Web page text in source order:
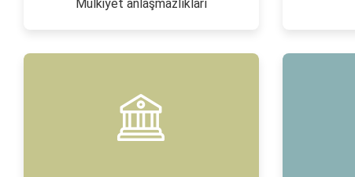
Mülkiyet anlaşmazlıkları